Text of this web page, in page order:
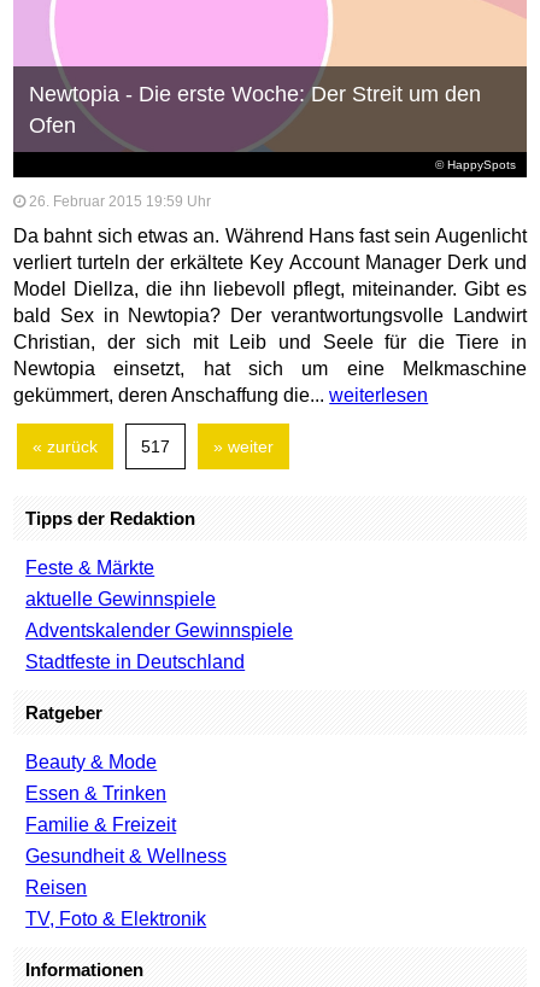
© HappySpots
Newtopia - Die erste Woche: Der Streit um den
Ofen
26. Februar 2015 19:59 Uhr
Da bahnt sich etwas an. Während Hans fast sein Augenlicht
verliert turteln der erkältete Key Account Manager Derk und
Model Diellza, die ihn liebevoll pflegt, miteinander. Gibt es
bald Sex in Newtopia? Der verantwortungsvolle Landwirt
Christian, der sich mit Leib und Seele für die Tiere in
Newtopia einsetzt, hat sich um eine Melkmaschine
gekümmert, deren Anschaffung die...weiterlesen
« zurück 517 » weiter
Tipps der Redaktion
Feste & Märkte
aktuelle Gewinnspiele
Adventskalender Gewinnspiele
Stadtfeste in Deutschland
Ratgeber
Beauty & Mode
Essen & Trinken
Familie & Freizeit
Gesundheit & Wellness
Reisen
TV, Foto & Elektronik
Informationen